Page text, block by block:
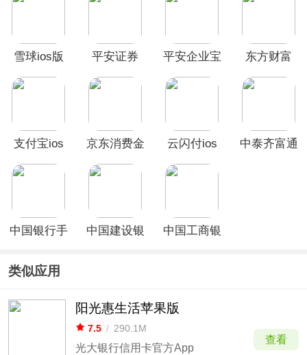
雪球ios版
平安证券
平安企业宝
东方财富
支付宝ios
京东消费金
云闪付ios
中泰齐富通
中国银行手
版
中国建设银
中国工商银
类似应用
阳光惠生活苹果版
7.5 / 290.1M
光大银行信用卡官方App
查看